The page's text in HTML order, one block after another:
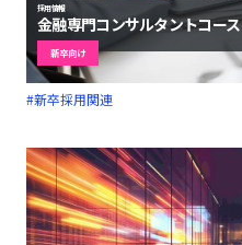
採用情報
金融専門コンサルタントコース
新卒向け
#新卒採用関連